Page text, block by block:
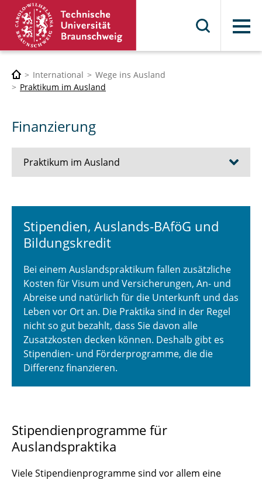
Menü
International
Wege ins Ausland
Praktikum im Ausland
Finanzierung
Praktikum im Ausland
Praktikumsplatz finden
Finanzierung
Bewerbung
Reisevorbereitungen
Stipendien, Auslands-BAföG und
Bildungskredit
Bei einem Auslandspraktikum fallen zusätzliche
Kosten für Visum und Versicherungen, An- und
Abreise und natürlich für die Unterkunft und das
Leben vor Ort an. Die Praktika sind in der Regel
nicht so gut bezahlt, dass Sie davon alle
Zusatzkosten decken können. Deshalb gibt es
Stipendien- und Förderprogramme, die die
Differenz finanzieren.
Stipendienprogramme für
Auslandspraktika
Viele Stipendienprogramme sind vor allem eine